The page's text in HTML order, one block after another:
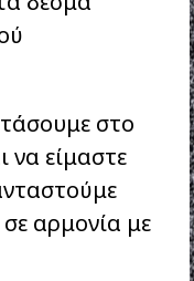
στο
να είμαστε
σε αρμονία με